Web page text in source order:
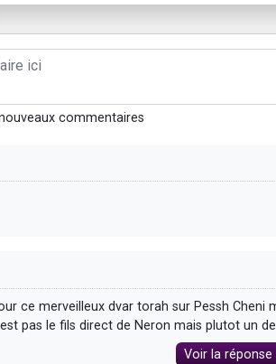
commentaires
ce merveilleux dvar torah sur Pessh Cheni
pas le fils direct de Neron mais plutot un
Voir la réponse